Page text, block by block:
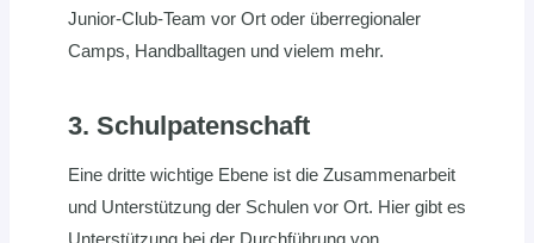
Junior-Club-Team vor Ort oder überregionaler
Camps, Handballtagen und vielem mehr.
3. Schulpatenschaft
Eine dritte wichtige Ebene ist die Zusammenarbeit
und Unterstützung der Schulen vor Ort. Hier gibt es
Unterstützung bei der Durchführung von